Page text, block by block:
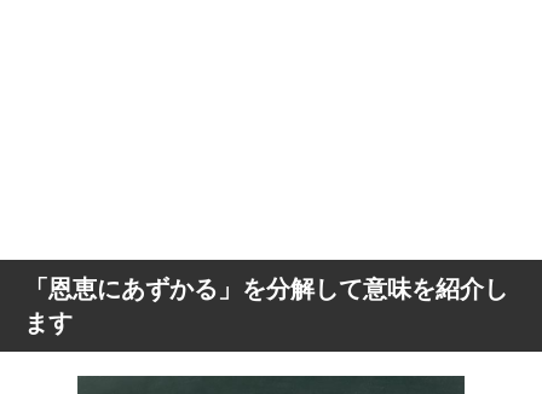
「恩恵にあずかる」を分解して意味を紹介し
ます